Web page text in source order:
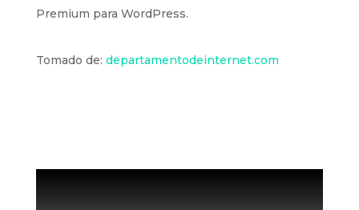
Premium para WordPress.
Tomado de: departamentodeinternet.com